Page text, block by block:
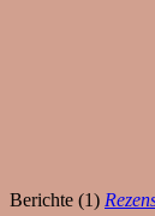
Berichte (1)